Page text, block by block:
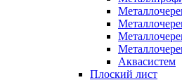
Аквасистем
Плоский лист